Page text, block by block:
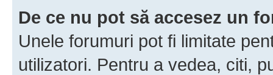
De ce nu pot să accesez un
Unele forumuri pot fi limitate
utilizatori. Pentru a vedea, citi,